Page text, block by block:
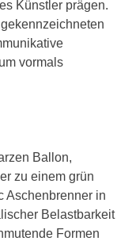
Künstler prägen.
vormals
Ballon,
zu einem grün
Aschenbrenner in
Belastbarkeit
Formen